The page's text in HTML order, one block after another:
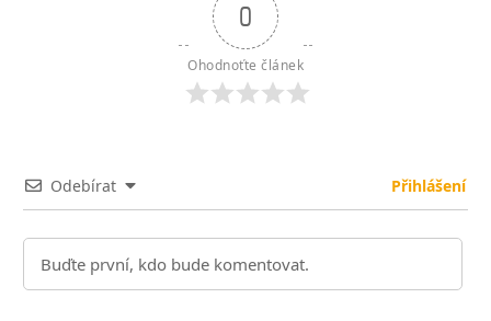
0
Ohodnoťte článek
Odebírat Přihlášení